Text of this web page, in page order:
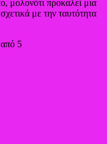
μολονότι προκαλεί μια
με την ταυτότητα
5